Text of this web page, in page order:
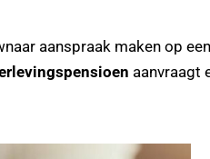
aanspraak maken op
aanvraagt